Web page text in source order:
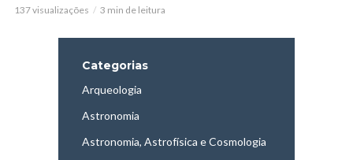
137 visualizações 3 min de leitura
Categorias
Arqueologia
Astronomia
Astronomia, Astrofísica e Cosmologia